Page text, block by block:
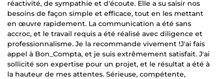
réactivité, de sympathie et d'écoute. Elle a su saisir nos
besoins de façon simple et efficace, tout en les mettant
en œuvre rapidement. La communication a été sans
accroc, et le travail requis a été réalisé avec diligence et
professionnalisme. Je la recommande vivement !J'ai fais
appel à Bon_Compta, et je suis extrêmement satisfait. J'ai
sollicité son expertise pour un projet, et le résultat a été à
la hauteur de mes attentes. Sérieuse, compétente,